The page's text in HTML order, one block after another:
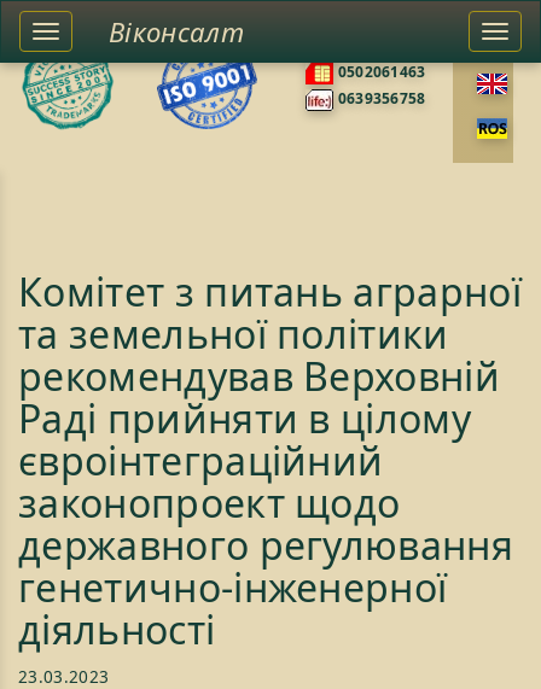
0502061463
0639356758
Toggle
left
sidebar
Віконсалт
Комітет з питань аграрної
та земельної політики
рекомендував Верховній
Раді прийняти в цілому
євроінтеграційний
законопроект щодо
державного регулювання
генетично-інженерної
діяльності
23.03.2023